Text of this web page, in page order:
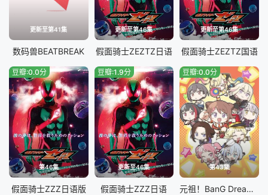
更新至第41集
数码兽BEATBREAK
更新至第46集
假面骑士ZEZTZ日语
更新至第46集
假面骑士ZEZTZ国语
第46集
豆瓣:0.0分
假面骑士ZZZ​日语版
更新至46集
豆瓣:1.9分
假面骑士ZZZ日语
第43集
豆瓣:0.0分
元祖！BanG Dream酱